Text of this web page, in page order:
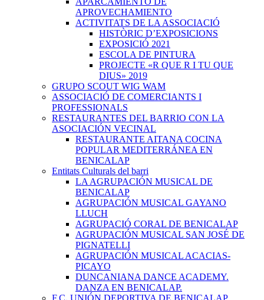
APROVECHAMIENTO
ACTIVITATS DE LA ASSOCIACIÓ
HISTÒRIC D’EXPOSICIONS
EXPOSICIÓ 2021
ESCOLA DE PINTURA
PROJECTE «R QUE R I TU QUE
DIUS» 2019
GRUPO SCOUT WIG WAM
ASSOCIACIÓ DE COMERCIANTS I
PROFESSIONALS
RESTAURANTES DEL BARRIO CON LA
ASOCIACIÓN VECINAL
RESTAURANTE AITANA COCINA
POPULAR MEDITERRÁNEA EN
BENICALAP
Entitats Culturals del barri
LA AGRUPACIÓN MUSICAL DE
BENICALAP
AGRUPACIÓN MUSICAL GAYANO
LLUCH
AGRUPACIÓ CORAL DE BENICALAP
AGRUPACIÓN MUSICAL SAN JOSÉ DE
PIGNATELLI
AGRUPACIÓN MUSICAL ACACIAS-
PICAYO
DUNCANIANA DANCE ACADEMY.
DANZA EN BENICALAP.
F.C. UNIÓN DEPORTIVA DE BENICALAP